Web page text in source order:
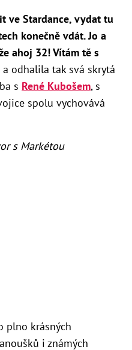
ve Stardance, vydat tu
konečně vdát. Jo a
ahoj 32! Vítám tě s
odhalila tak svá skrytá
s René Kubošem, s
spolu vychovává
s Markétou
plno krásných
i známých